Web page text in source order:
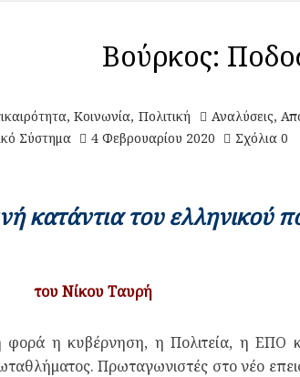
Βούρκος:
,Κοινωνία,Πολιτική Αναλύσεις,
Σύστημα 4 Φεβρουαρίου 2020 Σχόλια 0
κατάντια του ελληνικού
του Νίκου Ταυρή
φορά η κυβέρνηση, η Πολιτεία, η ΕΠΟ
Πρωταγωνιστές στο νέο